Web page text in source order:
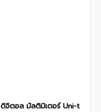
ดิจิตอล มัลติมิเตอร์ Uni-t